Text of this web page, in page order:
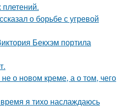
о борьбе с угревой
Бекхэм портила
о новом креме, а о том, чего
я тихо наслаждаюсь